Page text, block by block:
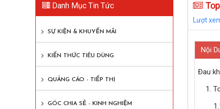
Danh Mục Tin Tức
SỰ KIỆN & KHUYẾN MÃI
KIẾN THỨC TIÊU DÙNG
QUẢNG CÁO - TIẾP THỊ
GÓC CHIA SẺ - KINH NGHIỆM
Lượt
Nội
Đau
1.